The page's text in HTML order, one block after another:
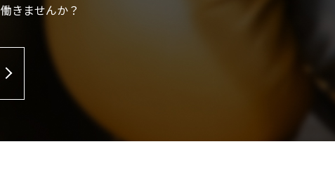
きませんか？